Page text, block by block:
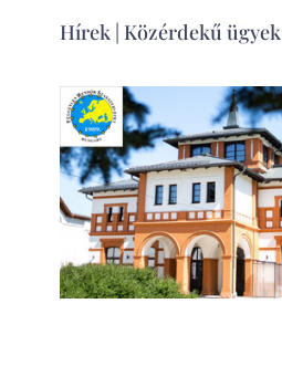
Hírek| Közérdekű ügyek